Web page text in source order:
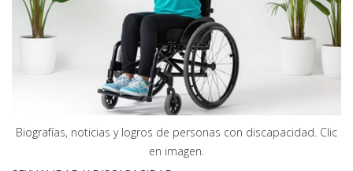
Biografías, noticias y logros de personas con discapacidad. Clic
en imagen.